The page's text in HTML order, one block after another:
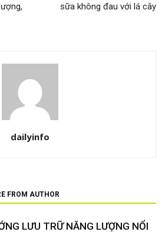
sữa không đau với lá cây
dailyinfo
FROM AUTHOR
LƯU TRỮ NĂNG LƯỢNG NỔI